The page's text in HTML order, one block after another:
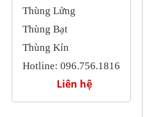
Thùng Lửng
Thùng Bạt
Thùng Kín
Hotline: 096.756.1816
Liên hệ